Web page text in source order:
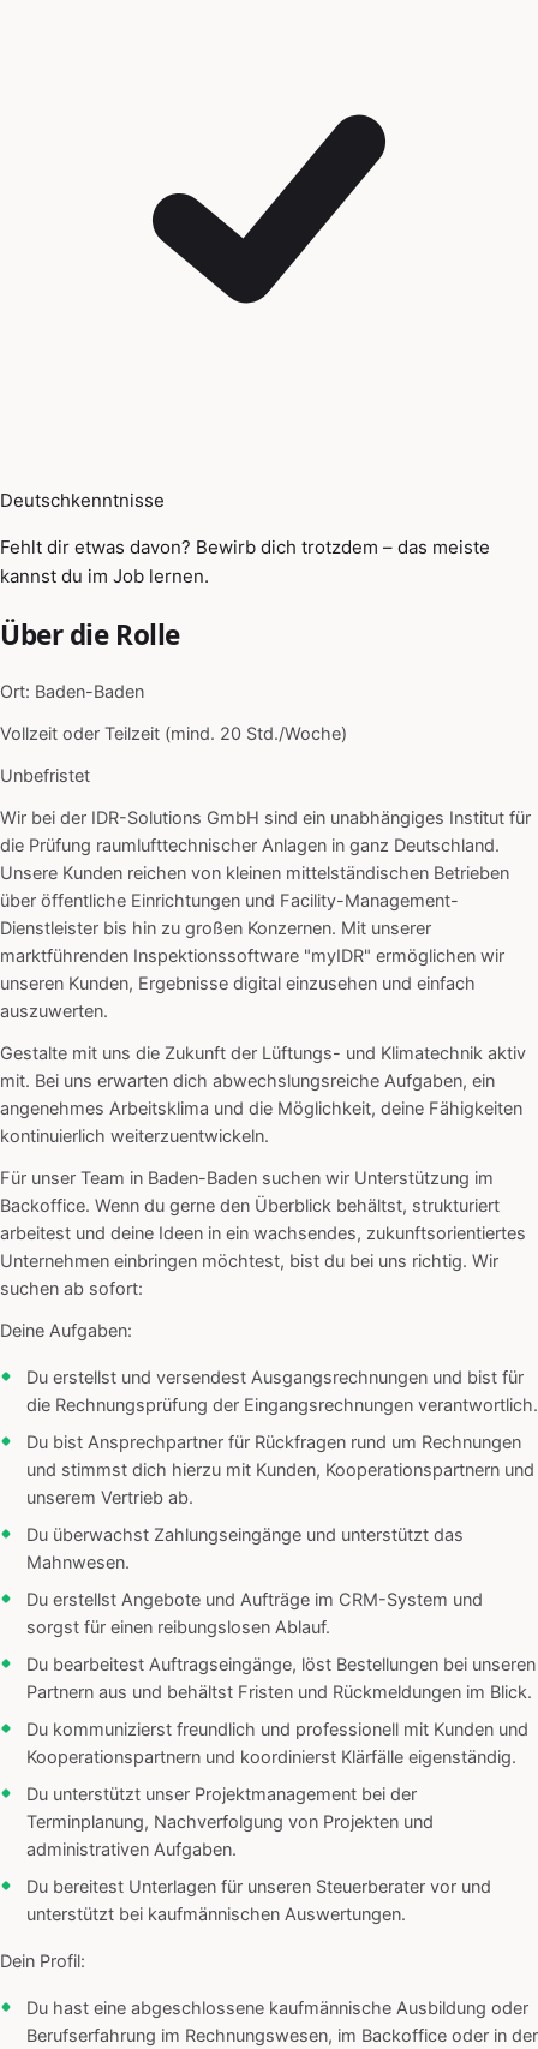
Deutschkenntnisse
Fehlt dir etwas davon? Bewirb dich trotzdem – das meiste
kannst du im Job lernen.
Über die Rolle
Ort: Baden-Baden
Vollzeit oder Teilzeit (mind. 20 Std./Woche)
Unbefristet
Wir bei der IDR-Solutions GmbH sind ein unabhängiges Institut für
die Prüfung raumlufttechnischer Anlagen in ganz Deutschland.
Unsere Kunden reichen von kleinen mittelständischen Betrieben
über öffentliche Einrichtungen und Facility-Management-
Dienstleister bis hin zu großen Konzernen. Mit unserer
marktführenden Inspektionssoftware "myIDR" ermöglichen wir
unseren Kunden, Ergebnisse digital einzusehen und einfach
auszuwerten.
Gestalte mit uns die Zukunft der Lüftungs- und Klimatechnik aktiv
mit. Bei uns erwarten dich abwechslungsreiche Aufgaben, ein
angenehmes Arbeitsklima und die Möglichkeit, deine Fähigkeiten
kontinuierlich weiterzuentwickeln.
Für unser Team in Baden-Baden suchen wir Unterstützung im
Backoffice. Wenn du gerne den Überblick behältst, strukturiert
arbeitest und deine Ideen in ein wachsendes, zukunftsorientiertes
Unternehmen einbringen möchtest, bist du bei uns richtig. Wir
suchen ab sofort:
Deine Aufgaben:
Du erstellst und versendest Ausgangsrechnungen und bist für
die Rechnungsprüfung der Eingangsrechnungen verantwortlich.
Du bist Ansprechpartner für Rückfragen rund um Rechnungen
und stimmst dich hierzu mit Kunden, Kooperationspartnern und
unserem Vertrieb ab.
Du überwachst Zahlungseingänge und unterstützt das
Mahnwesen.
Du erstellst Angebote und Aufträge im CRM-System und
sorgst für einen reibungslosen Ablauf.
Du bearbeitest Auftragseingänge, löst Bestellungen bei unseren
Partnern aus und behältst Fristen und Rückmeldungen im Blick.
Du kommunizierst freundlich und professionell mit Kunden und
Kooperationspartnern und koordinierst Klärfälle eigenständig.
Du unterstützt unser Projektmanagement bei der
Terminplanung, Nachverfolgung von Projekten und
administrativen Aufgaben.
Du bereitest Unterlagen für unseren Steuerberater vor und
unterstützt bei kaufmännischen Auswertungen.
Dein Profil:
Du hast eine abgeschlossene kaufmännische Ausbildung oder
Berufserfahrung im Rechnungswesen, im Backoffice oder in der